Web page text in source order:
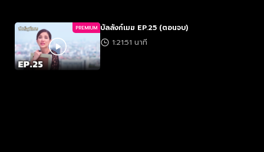
PREMIUM บัลลังก์เมฆ EP.25 (ตอนจบ)
1:21:51 นาที